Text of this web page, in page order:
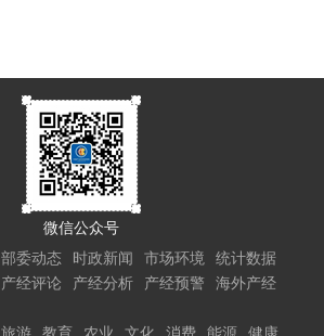
微信公众号
部委动态 时政新闻 市场环境
统计数据
产经评论 产经分析 产经预警
海外产经